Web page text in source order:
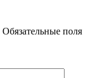
Обязательные поля